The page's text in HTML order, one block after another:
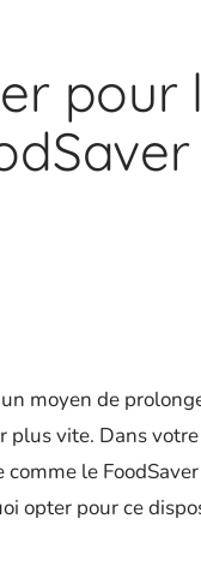
pour
moyen de
plus vite. Dans
comme le
opter pour ce